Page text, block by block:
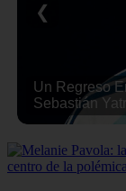
Un Regreso
Sebastián
❮